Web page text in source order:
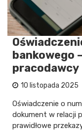
bankowego
pracodawcy
10 listopada 2025
Oświadczenie o
dokument w relacji
prawidłowe